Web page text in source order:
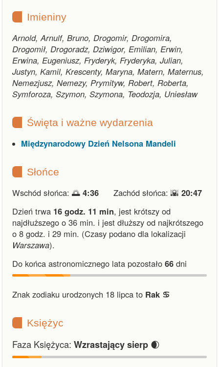
Imieniny
Arnold, Arnulf, Bruno, Drogomir, Drogomira,
Drogomił, Drogoradz, Dziwigor, Emilian, Erwin,
Erwina, Eugeniusz, Fryderyk, Fryderyka, Julian,
Justyn, Kamil, Krescenty, Maryna, Matern, Maternus,
Nemezjusz, Nemezy, Prymityw, Robert, Roberta,
Symforoza, Szymon, Szymona, Teodozja, Uniesław
Święta i ważne wydarzenia
Międzynarodowy Dzień Nelsona Mandeli
Słońce
Wschód słońca: 🌅 4:36 Zachód słońca: 🌇 20:47
Dzień trwa 16 godz. 11 min, jest krótszy od
najdłuższego o 36 min. i jest dłuższy od najkrótszego
o 8 godz. i 29 min. (Czasy podano dla lokalizacji
Warszawa).
Do końca astronomicznego lata pozostało 66 dni
Znak zodiaku urodzonych 18 lipca to Rak ♋︎
Księżyc
Faza Księżyca: Wzrastający sierp 🌒